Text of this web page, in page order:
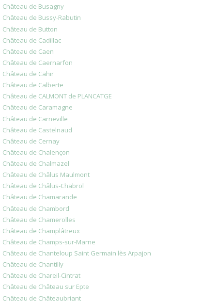
Château de Busagny
Château de Bussy-Rabutin
Château de Button
Château de Cadillac
Château de Caen
Château de Caernarfon
Château de Cahir
Château de Calberte
Château de CALMONT de PLANCATGE
Château de Caramagne
Château de Carneville
Château de Castelnaud
Château de Cernay
Château de Chalençon
Château de Chalmazel
Château de Châlus Maulmont
Château de Châlus-Chabrol
Château de Chamarande
Château de Chambord
Château de Chamerolles
Château de Champlâtreux
Château de Champs-sur-Marne
Château de Chanteloup Saint Germain lès Arpajon
Château de Chantilly
Château de Chareil-Cintrat
Château de Château sur Epte
Château de Châteaubriant